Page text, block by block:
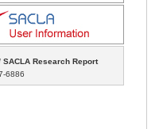
SACLA Research Report
6886